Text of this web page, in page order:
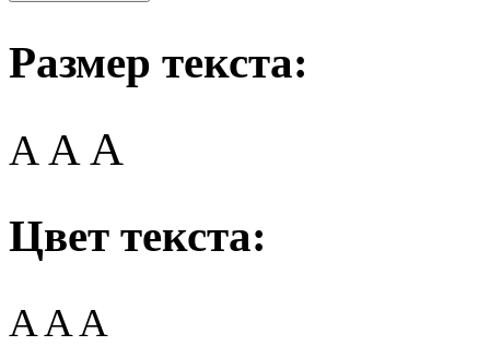
Размер текста:
A AA
Цвет текста:
AAA